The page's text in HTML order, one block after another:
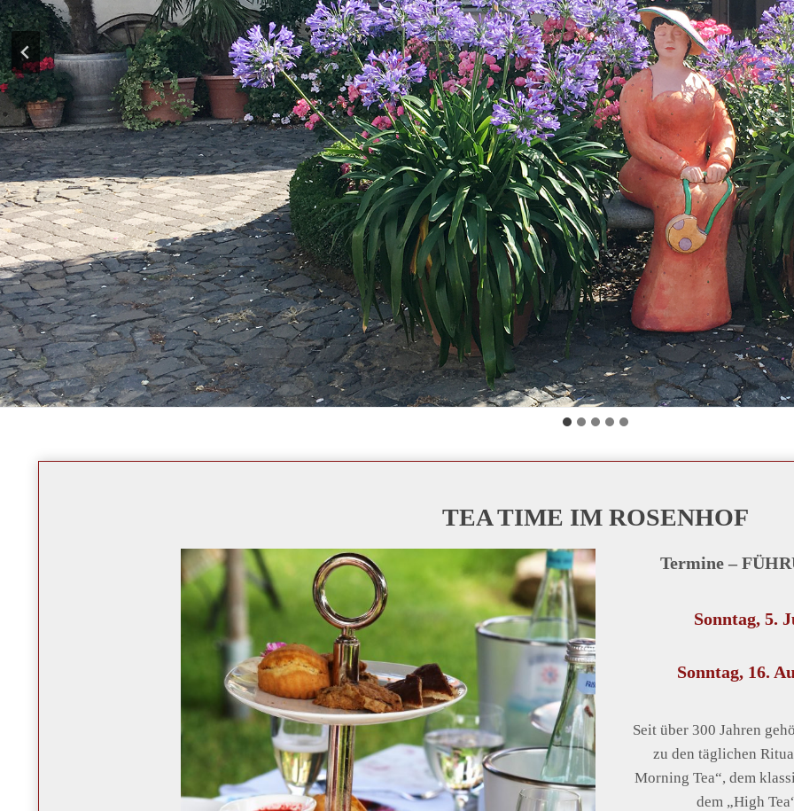
TEA TIME IM ROSENHOF
Termine –
Sonntag, 5.
Sonntag, 16.
Seit über 300 Jahren
zu den täglichen
Morning Tea“, dem
dem „High